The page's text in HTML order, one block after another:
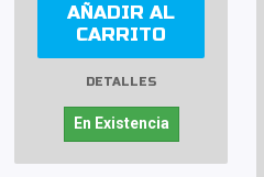
AÑADIR AL
CARRITO
DETALLES
En Existencia